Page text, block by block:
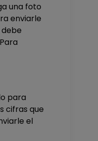
una foto
enviarle
para
cifras que
el